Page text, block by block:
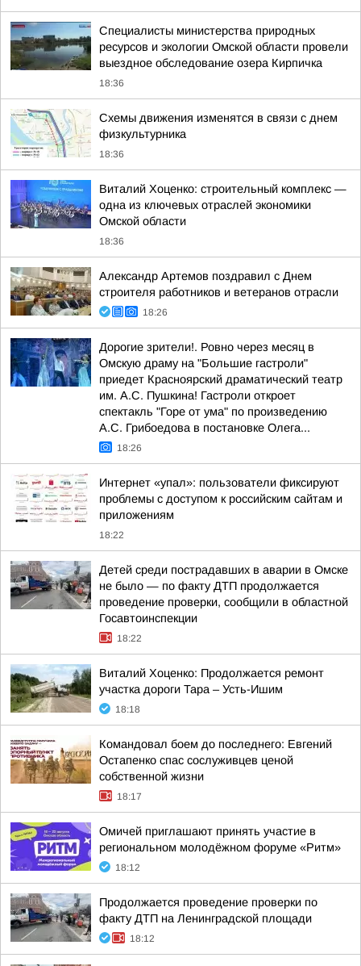
Специалисты министерства природных
ресурсов и экологии Омской области провели
выездное обследование озера Кирпичка
18:36
Схемы движения изменятся в связи с днем
физкультурника
18:36
Виталий Хоценко: строительный комплекс —
одна из ключевых отраслей экономики
Омской области
18:36
Александр Артемов поздравил с Днем
строителя работников и ветеранов отрасли
18:26
Дорогие зрители!. Ровно через месяц в
Омскую драму на "Большие гастроли"
приедет Красноярский драматический театр
им. А.С. Пушкина! Гастроли откроет
спектакль "Горе от ума" по произведению
А.С. Грибоедова в постановке Олега...
18:26
Интернет «упал»: пользователи фиксируют
проблемы с доступом к российским сайтам и
приложениям
18:22
Детей среди пострадавших в аварии в Омске
не было — по факту ДТП продолжается
проведение проверки, сообщили в областной
Госавтоинспекции
18:22
Виталий Хоценко: Продолжается ремонт
участка дороги Тара – Усть-Ишим
18:18
Командовал боем до последнего: Евгений
Остапенко спас сослуживцев ценой
собственной жизни
18:17
Омичей приглашают принять участие в
региональном молодёжном форуме «Ритм»
18:12
Продолжается проведение проверки по
факту ДТП на Ленинградской площади
18:12